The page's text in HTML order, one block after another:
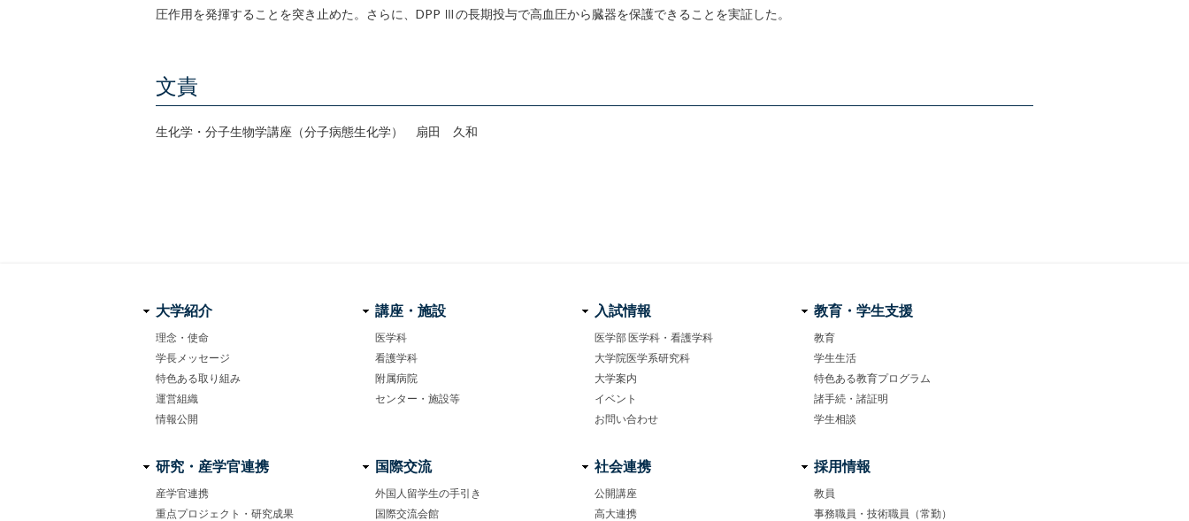
圧作用を発揮することを突き止めた。さらに、DPP Ⅲの長期投与で高血圧から臓器を保護できることを実証した。
文責
生化学・分子生物学講座（分子病態生化学） 扇田 久和
フ
ッ
タ
ー
ナ
大学紹介
理念・使命
学長メッセージ
特色ある取り組み
運営組織
情報公開
講座・施設
医学科
看護学科
附属病院
センター・施設等
入試情報
医学部 医学科・看護学科
大学院医学系研究科
大学案内
イベント
お問い合わせ
教育・学生支援
教育
学生生活
特色ある教育プログラム
諸手続・諸証明
学生相談
研究・産学官連携
産学官連携
重点プロジェクト・研究成果
国際交流
外国人留学生の手引き
国際交流会館
社会連携
公開講座
高大連携
採用情報
教員
事務職員・技術職員（常勤）